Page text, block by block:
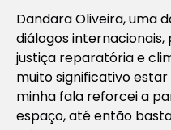
Dandara Oliveira, uma
diálogos
justiça reparatória e
muito significativo
minha fala reforcei a
espaço, até então